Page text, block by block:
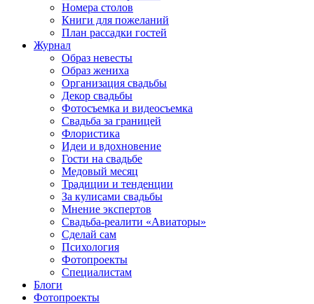
Номера столов
Книги для пожеланий
План рассадки гостей
Журнал
Образ невесты
Образ жениха
Организация свадьбы
Декор свадьбы
Фотосъемка и видеосъемка
Свадьба за границей
Флористика
Идеи и вдохновение
Гости на свадьбе
Медовый месяц
Традиции и тенденции
За кулисами свадьбы
Мнение экспертов
Свадьба-реалити «Авиаторы»
Сделай сам
Психология
Фотопроекты
Специалистам
Блоги
Фотопроекты